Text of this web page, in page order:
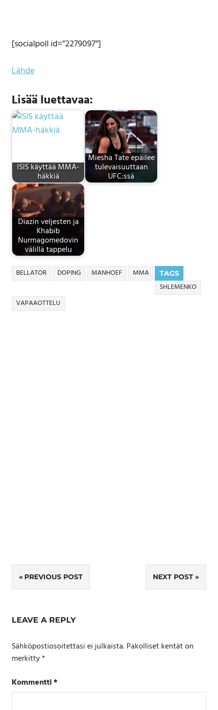
[socialpoll id=”2279097″]
Lähde
Lisää luettavaa:
ISIS käyttää MMA-
häkkiä
Miesha Tate epäilee
tulevaisuuttaan
UFC:ssä
Diazin veljesten ja
Khabib
Nurmagomedovin
välillä tappelu
TAGS
BELLATOR DOPING MANHOEF
MMA
SHLEMENKO
VAPAAOTTELU
Artikkelien
selaus
PREVIOUS POST NEXT POST
LEAVE A REPLY
Sähköpostiosoitettasi ei julkaista.Pakolliset kentät on
merkitty*
Kommentti*